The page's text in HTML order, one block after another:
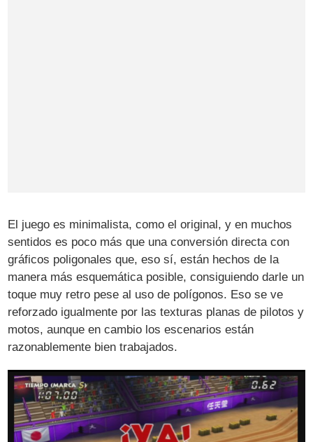
El juego es minimalista, como el original, y en muchos
sentidos es poco más que una conversión directa con
gráficos poligonales que, eso sí, están hechos de la
manera más esquemática posible, consiguiendo darle un
toque muy retro pese al uso de polígonos. Eso se ve
reforzado igualmente por las texturas planas de pilotos y
motos, aunque en cambio los escenarios están
razonablemente bien trabajados.